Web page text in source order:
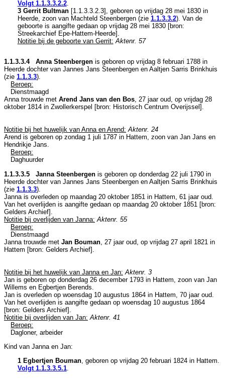
Volgt 1.1.3.3.2.2.
3 Gerrit Bultman[1.1.3.3.2.3], geboren op vrijdag 28 mei 1830 in
Heerde, zoon van Machteld Steenbergen (zie 1.1.3.3.2). Van de
geboorte is aangifte gedaan op vrijdag 28 mei 1830 [bron:
Streekarchief Epe-Hattem-Heerde].
Notitie bij de geboorte van Gerrit: Aktenr. 57
1.1.3.3.4 Anna Steenbergen is geboren op vrijdag 8 februari 1788 in
Heerde dochter van Jannes Jans Steenbergen en Aaltjen Sarris Brinkhuis
(zie 1.1.3.3).
Beroep:
Dienstmaagd
Anna trouwde met Arend Jans van den Bos, 27 jaar oud, op vrijdag 28
oktober 1814 in Zwollerkerspel [bron: Historisch Centrum Overijssel ].
Notitie bij het huwelijk van Anna en Arend: Aktenr. 24
Arend is geboren op zondag 1 juli 1787 in Hattem, zoon van Jan Jans en
Hendrikje Jans.
Beroep:
Daghuurder
1.1.3.3.5 Janna Steenbergen is geboren op donderdag 22 juli 1790 in
Heerde dochter van Jannes Jans Steenbergen en Aaltjen Sarris Brinkhuis
(zie 1.1.3.3).
Janna is overleden op maandag 20 oktober 1851 in Hattem , 61 jaar oud.
Van het overlijden is aangifte gedaan op maandag 20 oktober 1851 [bron:
Gelders Archief].
Notitie bij overlijden van Janna: Aktenr. 55
Beroep:
Dienstmaagd
Janna trouwde met Jan Bouman , 27 jaar oud, op vrijdag 27 april 1821 in
Hattem [bron: Gelders Archief].
Notitie bij het huwelijk van Janna en Jan: Aktenr. 3
Jan is geboren op donderdag 26 december 1793 in Hattem , zoon van Jan
Willems en Egbertjen Berends.
Jan is overleden op woensdag 10 augustus 1864 in Hattem , 70 jaar oud.
Van het overlijden is aangifte gedaan op woensdag 10 augustus 1864
[bron: Gelders Archief].
Notitie bij overlijden van Jan: Aktenr. 41
Beroep:
Dagloner, arbeider
Kind van Janna en Jan:
1 Egbertjen Bouman, geboren op vrijdag 20 februari 1824 in Hattem.
Volgt 1.1.3.3.5.1.